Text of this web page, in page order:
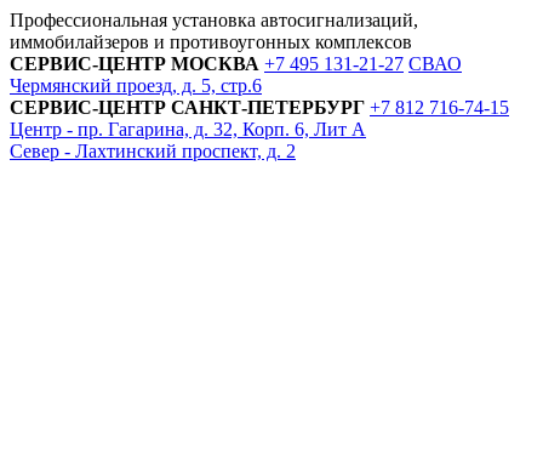
Профессиональная установка автосигнализаций,
иммобилайзеров и противоугонных комплексов
СЕРВИС-ЦЕНТР МОСКВА +7 495 131-21-27 СВАО
Чермянский проезд, д. 5, стр.6
СЕРВИС-ЦЕНТР САНКТ-ПЕТЕРБУРГ +7 812 716-74-15
Центр - пр. Гагарина, д. 32, Корп. 6, Лит А
Север - Лахтинский проспект, д. 2